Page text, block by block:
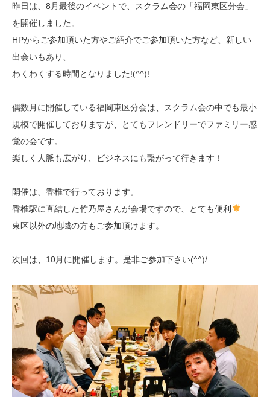
昨日は、8月最後のイベントで、スクラム会の「福岡東区分会」
を開催しました。
HPからご参加頂いた方やご紹介でご参加頂いた方など、新しい
出会いもあり、
わくわくする時間となりました!(^^)!
偶数月に開催している福岡東区分会は、スクラム会の中でも最小
規模で開催しておりますが、とてもフレンドリーでファミリー感
覚の会です。
楽しく人脈も広がり、ビジネスにも繋がって行きます！
開催は、香椎で行っております。
香椎駅に直結した竹乃屋さんが会場ですので、とても便利
東区以外の地域の方もご参加頂けます。
次回は、10月に開催します。是非ご参加下さい(^^)/